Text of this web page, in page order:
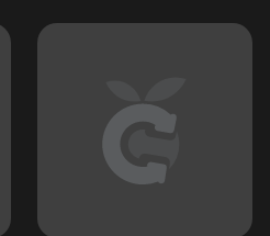
presente gratuito
desenvolvedores já
lançaram